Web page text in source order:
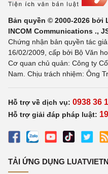
Bản quyền © 2000-2026 bởi
INCOM Communications .,
Chứng nhận bản quyền tác
16/02/2009, cấp bởi Bộ Văn
Cơ quan chủ quản: Công ty
Nam. Chịu trách nhiệm: Ông
Hỗ trợ về dịch vụ: 0938 36
Hỗ trợ giải đáp pháp luật:
TẢI ỨNG DỤNG